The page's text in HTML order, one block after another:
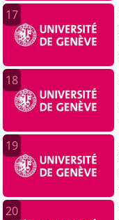
17
18
19
20